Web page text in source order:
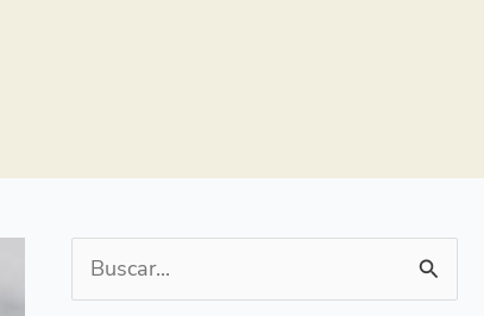
Buscar
por: